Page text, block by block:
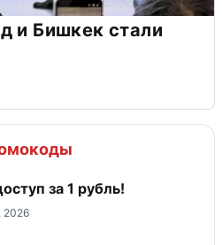
и Бишкек стали
за 1 рубль!
2026